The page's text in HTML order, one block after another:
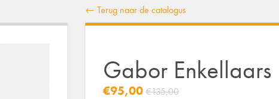
← Terug naar de catalogus
Gabor Enkellaars
€95,00€135,00